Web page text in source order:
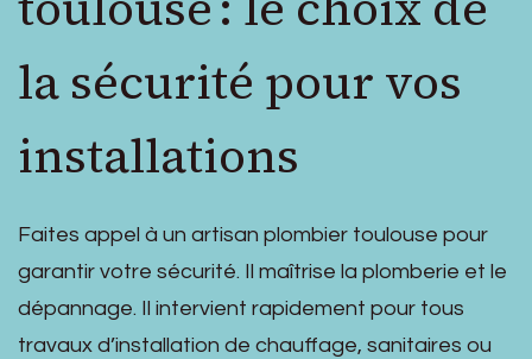
la sécurité pour vos
installations
Faites appel à un artisan plombier toulouse pour
garantir votre sécurité. Il maîtrise la plomberie et le
dépannage. Il intervient rapidement pour tous
travaux d’installation de chauffage, sanitaires ou